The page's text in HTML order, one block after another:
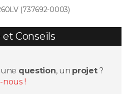
(737692-0003)
et Conseils
une question, un projet?
!